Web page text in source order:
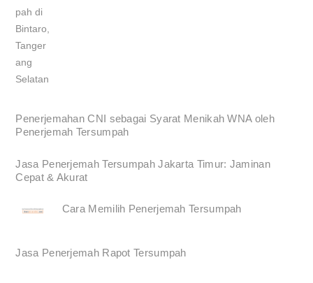
Penerjemahan CNI sebagai Syarat Menikah WNA oleh
Penerjemah Tersumpah
Jasa Penerjemah Tersumpah Jakarta Timur: Jaminan
Cepat & Akurat
Cara Memilih Penerjemah Tersumpah
Jasa Penerjemah Rapot Tersumpah